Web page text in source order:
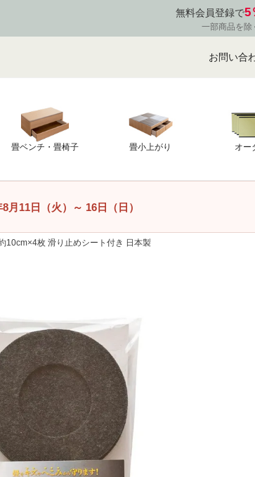
無料会員登録で5
一部商品を除
お問い合
畳ベンチ・畳椅子 畳小上がり オー
月11日（火） ～ 16日（日）
10cm×4枚 滑り止めシート付き 日本製